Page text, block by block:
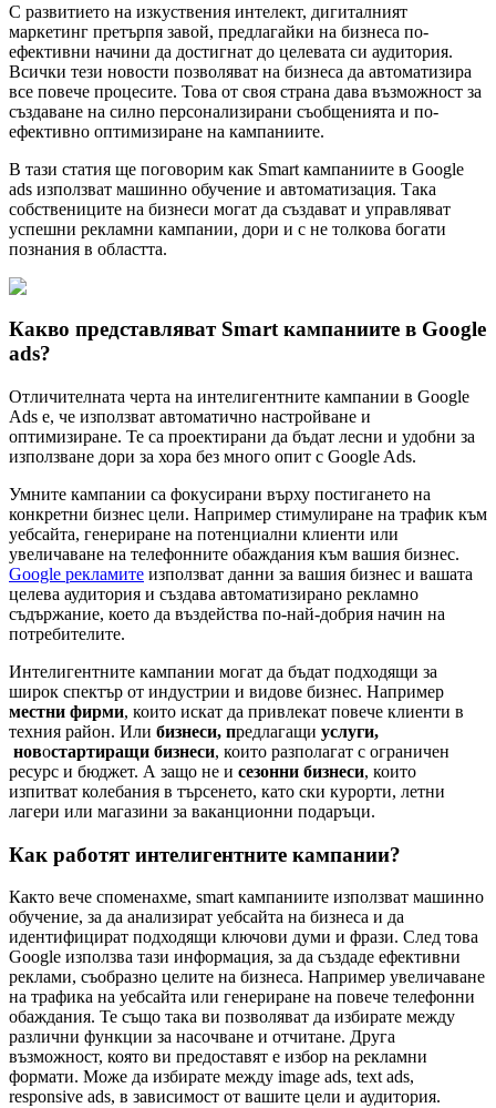
С развитието на изкуствения интелект, дигиталният
маркетинг претърпя завой, предлагайки на бизнеса по-
ефективни начини да достигнат до целевата си аудитория.
Всички тези новости позволяват на бизнеса да автоматизира
все повече процесите. Това от своя страна дава възможност за
създаване на силно персонализирани съобщенията и по-
ефективно оптимизиране на кампаниите.
В тази статия ще поговорим как Smart кампаниите в Google
ads използват машинно обучение и автоматизация. Така
собствениците на бизнеси могат да създават и управляват
успешни рекламни кампании, дори и с не толкова богати
познания в областта.
Какво представляват Smart кампаниите в Google
ads?
Отличителната черта на интелигентните кампании в Google
Ads е, че използват автоматично настройване и
оптимизиране. Те са проектирани да бъдат лесни и удобни за
използване дори за хора без много опит с Google Ads.
Умните кампании са фокусирани върху постигането на
конкретни бизнес цели. Например стимулиране на трафик към
уебсайта, генериране на потенциални клиенти или
увеличаване на телефонните обаждания към вашия бизнес.
Google рекламите използват данни за вашия бизнес и вашата
целева аудитория и създава автоматизирано рекламно
съдържание, което да въздейства по-най-добрия начин на
потребителите.
Интелигентните кампании могат да бъдат подходящи за
широк спектър от индустрии и видове бизнес. Например
местни фирми, които искат да привлекат повече клиенти в
техния район. Или бизнеси, предлагащи услуги,
новостартиращи бизнеси, които разполагат с ограничен
ресурс и бюджет. А защо не и сезонни бизнеси, които
изпитват колебания в търсенето, като ски курорти, летни
лагери или магазини за ваканционни подаръци.
Как работят интелигентните кампании?
Както вече споменахме, smart кампаниите използват машинно
обучение, за да анализират уебсайта на бизнеса и да
идентифицират подходящи ключови думи и фрази. След това
Google използва тази информация, за да създаде ефективни
реклами, съобразно целите на бизнеса. Например увеличаване
на трафика на уебсайта или генериране на повече телефонни
обаждания. Те също така ви позволяват да избирате между
различни функции за насочване и отчитане. Друга
възможност, която ви предоставят е избор на рекламни
формати. Може да избирате мeжду image ads, text ads,
responsive ads, в зависимост от вашите цели и аудитория.